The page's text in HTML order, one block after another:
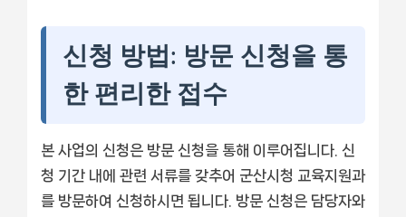
신청 방법: 방문 신청을 통
한 편리한 접수
본 사업의 신청은 방문 신청을 통해 이루어집니다. 신
청 기간 내에 관련 서류를 갖추어 군산시청 교육지원과
를 방문하여 신청하시면 됩니다. 방문 신청은 담당자와